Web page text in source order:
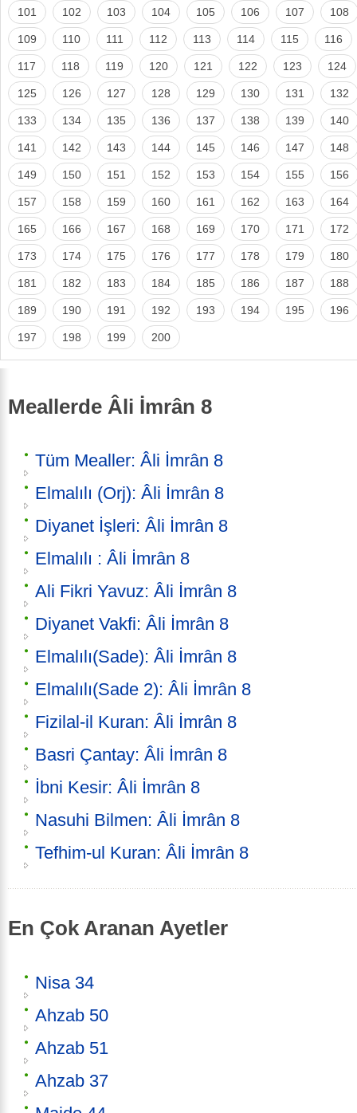
101 102 103 104 105 106 107 108
109 110 111 112 113 114 115 116
117 118 119 120 121 122 123 124
125 126 127 128 129 130 131 132
133 134 135 136 137 138 139 140
141 142 143 144 145 146 147 148
149 150 151 152 153 154 155 156
157 158 159 160 161 162 163 164
165 166 167 168 169 170 171 172
173 174 175 176 177 178 179 180
181 182 183 184 185 186 187 188
189 190 191 192 193 194 195 196
197 198 199 200
Meallerde Âli İmrân 8
Tüm Mealler: Âli İmrân 8
Elmalılı (Orj): Âli İmrân 8
Diyanet İşleri: Âli İmrân 8
Elmalılı : Âli İmrân 8
Ali Fikri Yavuz: Âli İmrân 8
Diyanet Vakfi: Âli İmrân 8
Elmalılı(Sade): Âli İmrân 8
Elmalılı(Sade 2): Âli İmrân 8
Fizilal-il Kuran: Âli İmrân 8
Basri Çantay: Âli İmrân 8
İbni Kesir: Âli İmrân 8
Nasuhi Bilmen: Âli İmrân 8
Tefhim-ul Kuran: Âli İmrân 8
En Çok Aranan Ayetler
Nisa 34
Ahzab 50
Ahzab 51
Ahzab 37